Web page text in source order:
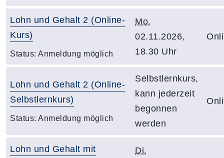
Lohn und Gehalt 2 (Online-
Kurs)
Status: Anmeldung möglich
Mo.
02.11.2026,
18.30 Uhr
Lohn und Gehalt 2 (Online-
Selbstlernkurs)
Status: Anmeldung möglich
Selbstlernkurs,
kann jederzeit
begonnen
werden
Lohn und Gehalt mit
Di.